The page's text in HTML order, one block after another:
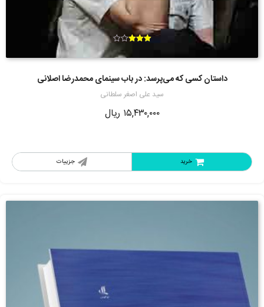
داستان کسی که می‌پرسد: در باب سینمای محمدرضا اصلانی
سید علی اصغر سلطانی
از 5
۱۵,۴۳۰,۰۰۰ ریال
جزییات خرید